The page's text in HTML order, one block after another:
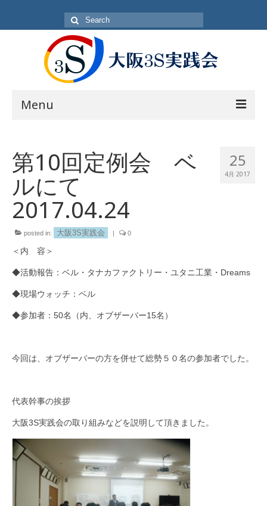
Search
for:
Menu
方針・概要
活動内容
活動日
入会方法
お問い合わせ・入会
25
4月 2017
第10回定例会 ベ
ルにて
2017.04.24
posted in: 大阪3S実践会 | 0
＜内 容＞
◆活動報告：ベル・タナカファクトリー・ユタニ工業・Dreams
◆現場ウォッチ：ベル
◆参加者：50名（内、オブザーバー15名）
今回は、オブザーバーの方を併せて総勢５０名の参加者でした。
代表幹事の挨拶
大阪3S実践会の取り組みなどを説明して頂きました。